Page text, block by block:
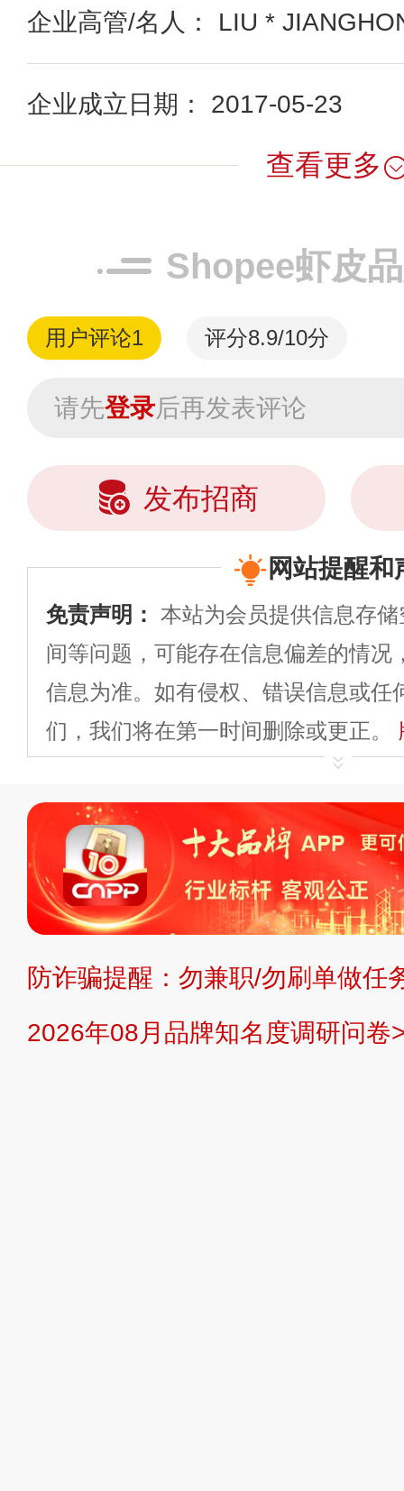
企业高管/名人： LIU *
企业成立日期： 2017-05-23
查看更多
Shopee虾皮
用户评论1 评分8.9/10分
请先登录后再发表评论
发布招商
网站提醒和
免责声明： 本站为会员提供信息存
间等问题，可能存在信息偏差的情况
信息为准。如有侵权、错误信息或任
们，我们将在第一时间删除或更正。
平台自有内容（文字
标、LOGO 等）知识产权归本站所
复制、转载、商用。本站不生产产
不代理、不招商、不提供中介服务。
持投资购买的观点或意见，页面信息
提交说明： 快速提交发布>> 提交品
防诈骗提醒：勿兼职/勿刷单做任
2026年08月品牌知名度调研问卷